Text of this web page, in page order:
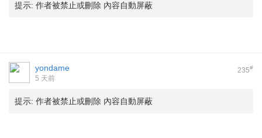
提示: 作者被禁止或刪除 內容自動屏蔽
235#
yondame
5 天前
提示: 作者被禁止或刪除 內容自動屏蔽